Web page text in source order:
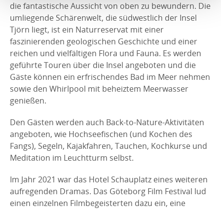
die fantastische Aussicht von oben zu bewundern. Die
umliegende Schärenwelt, die südwestlich der Insel
Tjörn liegt, ist ein Naturreservat mit einer
faszinierenden geologischen Geschichte und einer
reichen und vielfältigen Flora und Fauna. Es werden
geführte Touren über die Insel angeboten und die
Gäste können ein erfrischendes Bad im Meer nehmen
sowie den Whirlpool mit beheiztem Meerwasser
genießen.
Den Gästen werden auch Back-to-Nature-Aktivitäten
angeboten, wie Hochseefischen (und Kochen des
Fangs), Segeln, Kajakfahren, Tauchen, Kochkurse und
Meditation im Leuchtturm selbst.
Im Jahr 2021 war das Hotel Schauplatz eines weiteren
aufregenden Dramas. Das Göteborg Film Festival lud
einen einzelnen Filmbegeisterten dazu ein, eine